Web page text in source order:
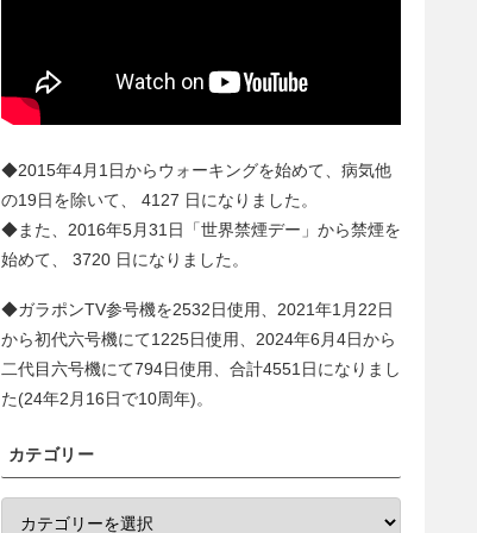
◆2015年4月1日からウォーキングを始めて、病気他
の19日を除いて、 4127 日になりました。
◆また、2016年5月31日「世界禁煙デー」から禁煙を
始めて、 3720 日になりました。
◆ガラポンTV参号機を2532日使用、2021年1月22日
から初代六号機にて1225日使用、2024年6月4日から
二代目六号機にて794日使用、合計4551 日になりまし
た(24年2月16日で10周年)。
カテゴリー